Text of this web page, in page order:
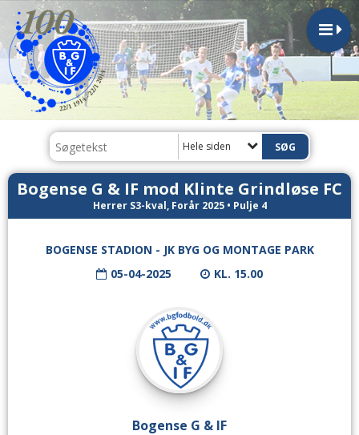
Hele siden
Bogense G & IF mod Klinte Grindløse FC
Herrer S3-kval, Forår 2025 • Pulje 4
BOGENSE STADION - JK BYG OG MONTAGE PARK
05-04-2025
KL. 15.00
Bogense G & IF